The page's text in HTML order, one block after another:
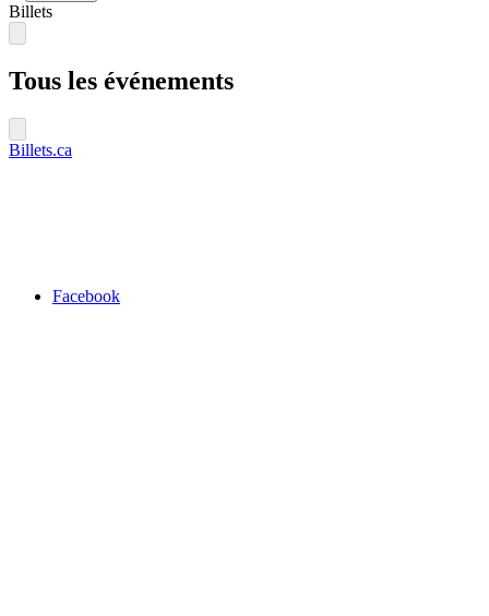
Billets
Tous les événements
Billets.ca
Facebook